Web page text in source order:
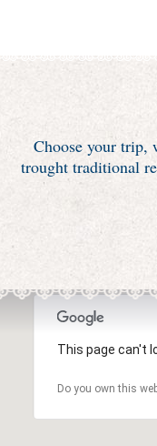
Traditions
Trips
Choose your trip,
trought traditional
This page can't
Do you own this